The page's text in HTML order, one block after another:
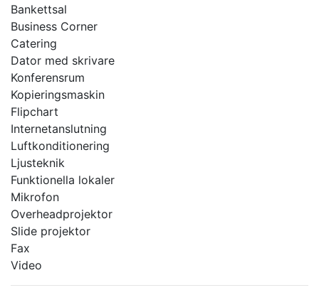
Bankettsal
Business Corner
Catering
Dator med skrivare
Konferensrum
Kopieringsmaskin
Flipchart
Internetanslutning
Luftkonditionering
Ljusteknik
Funktionella lokaler
Mikrofon
Overheadprojektor
Slide projektor
Fax
Video